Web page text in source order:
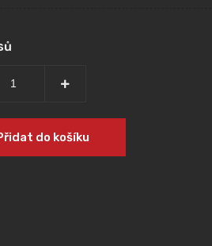
do košíku